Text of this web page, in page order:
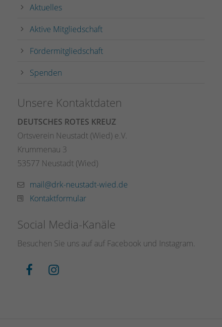
Aktuelles
Aktive Mitgliedschaft
Fördermitgliedschaft
Spenden
Unsere Kontaktdaten
DEUTSCHES ROTES KREUZ
Ortsverein Neustadt (Wied) e.V.
Krummenau 3
53577 Neustadt (Wied)
mail@drk-neustadt-wied.de
Kontaktformular
Social Media-Kanäle
Besuchen Sie uns auf auf Facebook und Instagram.